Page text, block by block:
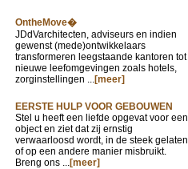
OntheMove�
JDdVarchitecten, adviseurs en indien
gewenst (mede)ontwikkelaars
transformeren leegstaande kantoren tot
nieuwe leefomgevingen zoals hotels,
zorginstellingen ...[meer]
EERSTE HULP VOOR GEBOUWEN
Stel u heeft een liefde opgevat voor een
object en ziet dat zij ernstig
verwaarloosd wordt, in de steek gelaten
of op een andere manier misbruikt.
Breng ons ...[meer]